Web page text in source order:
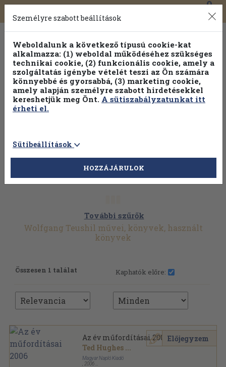
Toggle
navigation
0
További szűrők
Wolfgang Teushil művei, könyvek, használt
könyvek
Összesen 1 találat Kaphatók előre:
Az év műfordításai 2006
Ted Hughes ...
Magyar Napló Kiadó
2006
Előjegyzem
Személyre szabott beállítások
Weboldalunk a következő típusú cookie-kat
alkalmazza: (1) weboldal működéséhez szükséges
technikai cookie, (2) funkcionális cookie, amely a
szolgáltatás igénybe vételét teszi az Ön számára
könnyebbé és gyorsabbá, (3) marketing cookie,
amely alapján személyre szabott hirdetésekkel
kereshetjük meg Önt. A sütiszabályzatunkat itt
érheti el.
Sütibeállítások
HOZZÁJÁRULOK